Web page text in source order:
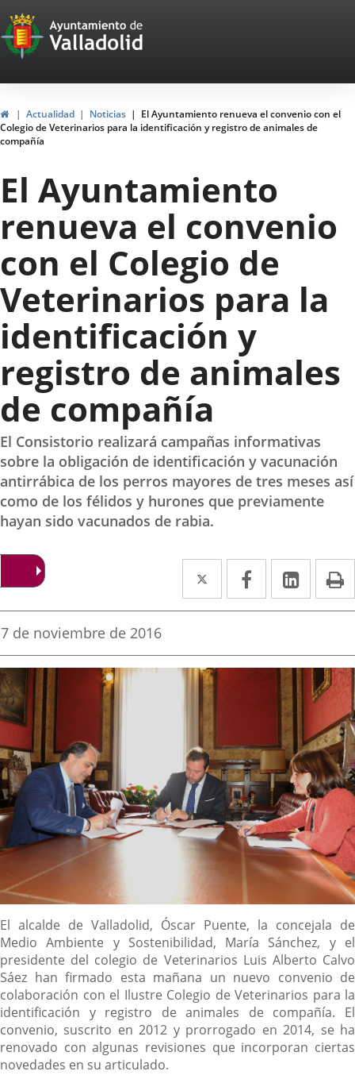
Portal
Web
del
Ayuntamiento
de
Valladolid
InicioActualidad Noticias
El Ayuntamiento renueva el convenio con el
Colegio de Veterinarios para la identificación y registro de animales de
compañía
El Ayuntamiento
renueva el convenio
con el Colegio de
Veterinarios para la
identificación y
registro de animales
de compañía
El Consistorio realizará campañas informativas
sobre la obligación de identificación y vacunación
antirrábica de los perros mayores de tres meses así
como de los félidos y hurones que previamente
hayan sido vacunados de rabia.
Twitter
Enlace
a
aplicación
externa.
Facebook
Enlace
a
aplicación
externa.
Enlace
a
Fecha
la
noticia
7 de noviembre de 2016
Descripción
El alcalde de Valladolid, Óscar Puente, la concejala de
Medio Ambiente y Sostenibilidad, María Sánchez, y el
presidente del colegio de Veterinarios Luis Alberto Calvo
Sáez han firmado esta mañana un nuevo convenio de
colaboración con el Ilustre Colegio de Veterinarios para la
identificación y registro de animales de compañía. El
convenio, suscrito en 2012 y prorrogado en 2014, se ha
renovado con algunas revisiones que incorporan ciertas
novedades en su articulado.